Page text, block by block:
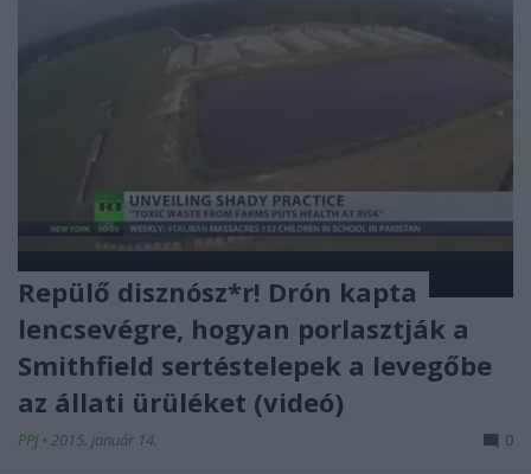
Repülő disznósz*r! Drón kapta
lencsevégre, hogyan porlasztják a
Smithfield sertéstelepek a levegőbe
az állati ürüléket (videó)
PPJ • 2015. január 14. 0